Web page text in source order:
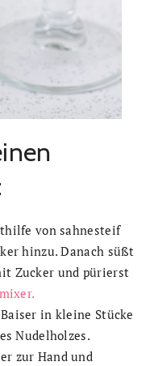
von sahnesteif
hinzu. Danach süßt
Zucker und pürierst
in kleine Stücke
Nudelholzes.
zur Hand und